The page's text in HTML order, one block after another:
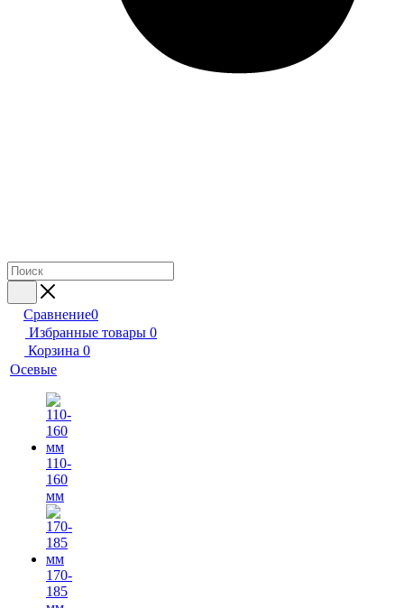
Сравнение0
Избранные товары 0
Корзина 0
Осевые
110-
160
мм
170-
185